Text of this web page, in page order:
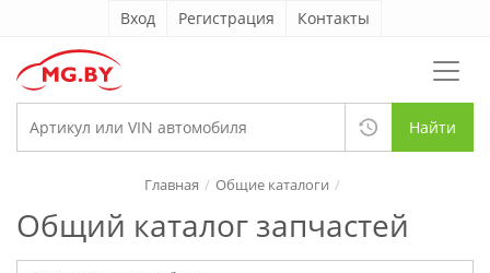
Вход Регистрация Контакты
Найти
Общий каталог запчастей
Главная Общие каталоги